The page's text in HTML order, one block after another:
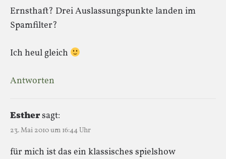
Ernsthaft? Drei Auslassungspunkte landen im
Spamfilter?
Ich heul gleich
Antworten
Esthersagt:
23. Mai 2010 um 16:44 Uhr
für mich ist das ein klassisches spielshow